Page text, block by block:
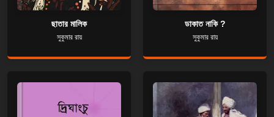
ছাতার মালিক
সুকুমার রায়
ডাকাত নাকি ?
সুকুমার রায়